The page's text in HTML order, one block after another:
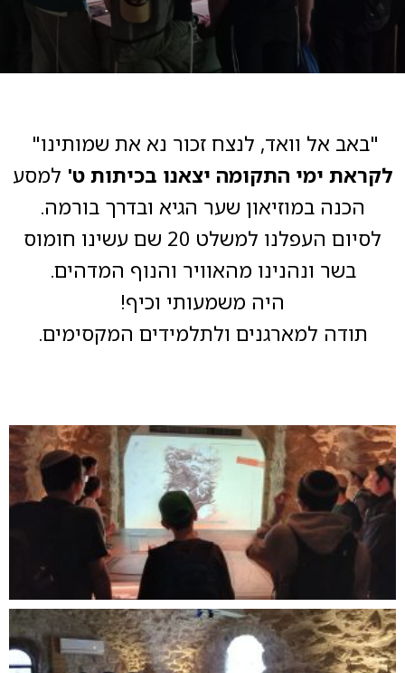
"באב אל וואד, לנצח זכור נא את שמותינו"
לקראת ימי התקומה יצאנו בכיתות ט' למסע
הכנה במוזיאון שער הגיא ובדרך בורמה.
לסיום העפלנו למשלט 20 שם עשינו חומוס
בשר ונהנינו מהאוויר והנוף המדהים.
היה משמעותי וכיף!
תודה למארגנים ולתלמידים המקסימים.